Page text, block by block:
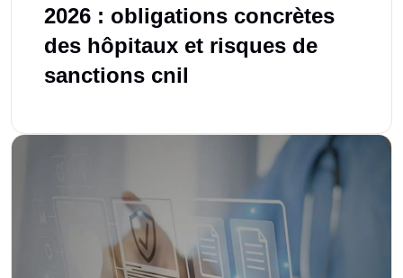
2026 : obligations concrètes
des hôpitaux et risques de
sanctions cnil